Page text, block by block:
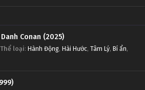
Conan (2025)
Thể loại: Hành Động, Hài Hước, Tâm Lý, Bí ẩn,